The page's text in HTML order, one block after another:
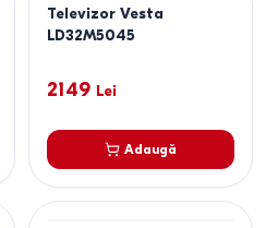
Televizor Vesta
LD32M5045
2149 Lei
Adaugă